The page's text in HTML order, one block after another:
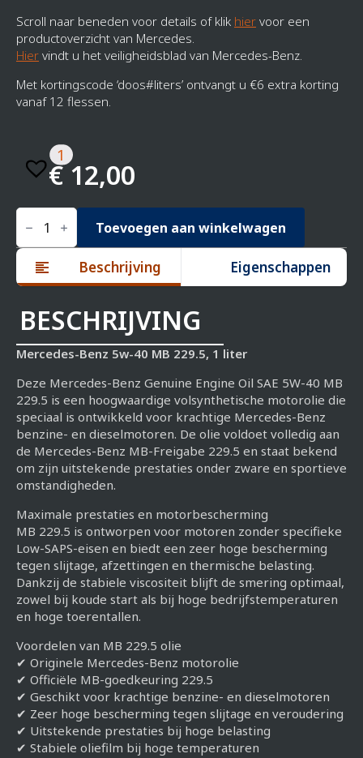
Scroll naar beneden voor details of klik hier voor een
productoverzicht van Mercedes.
Hier vindt u het veiligheidsblad van Mercedes-Benz.
Met kortingscode ‘doos#liters’ ontvangt u €6 extra korting
vanaf 12 flessen.
1
€12,00
Mercedes-
Benz
5W-
40
MB
229.5,
liter
aantal
Toevoegen aan winkelwagen
Beschrijving Eigenschappen
BESCHRIJVING
Mercedes-Benz 5w-40 MB 229.5, 1 liter
Deze Mercedes-Benz Genuine Engine Oil SAE 5W-40 MB
229.5 is een hoogwaardige volsynthetische motorolie die
speciaal is ontwikkeld voor krachtige Mercedes-Benz
benzine- en dieselmotoren. De olie voldoet volledig aan
de Mercedes-Benz MB-Freigabe 229.5 en staat bekend
om zijn uitstekende prestaties onder zware en sportieve
omstandigheden.
Maximale prestaties en motorbescherming
MB 229.5 is ontworpen voor motoren zonder specifieke
Low-SAPS-eisen en biedt een zeer hoge bescherming
tegen slijtage, afzettingen en thermische belasting.
Dankzij de stabiele viscositeit blijft de smering optimaal,
zowel bij koude start als bij hoge bedrijfstemperaturen
en hoge toerentallen.
Voordelen van MB 229.5 olie
✔ Originele Mercedes-Benz motorolie
✔ Officiële MB-goedkeuring 229.5
✔ Geschikt voor krachtige benzine- en dieselmotoren
✔ Zeer hoge bescherming tegen slijtage en veroudering
✔ Uitstekende prestaties bij hoge belasting
✔ Stabiele oliefilm bij hoge temperaturen